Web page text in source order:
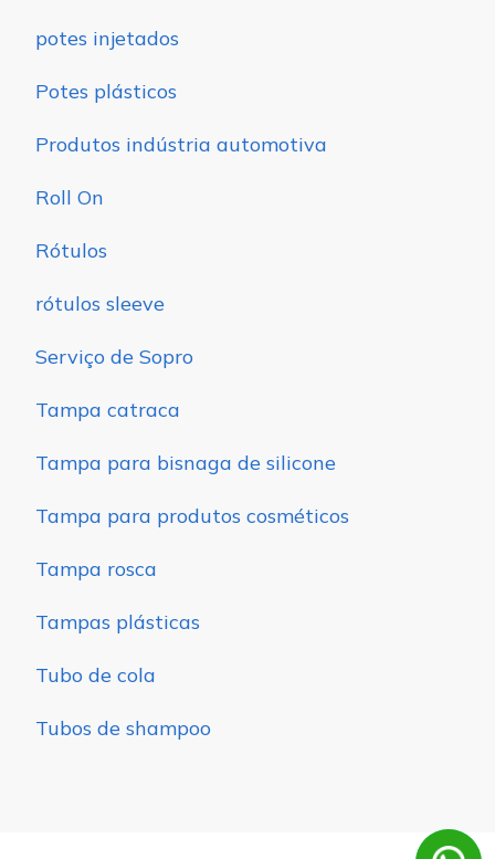
potes injetados
Potes plásticos
Produtos indústria automotiva
Roll On
Rótulos
rótulos sleeve
Serviço de Sopro
Tampa catraca
Tampa para bisnaga de silicone
Tampa para produtos cosméticos
Tampa rosca
Tampas plásticas
Tubo de cola
Tubos de shampoo